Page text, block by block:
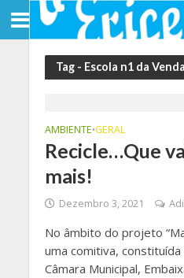
Tag - Escola n1 da
AMBIENTE•GERAL
Recicle…Que
mais!
Dezembro 3, 2021
No âmbito do projeto
uma comitiva,
Câmara Municipal,